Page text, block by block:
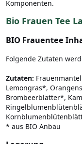
Komponenten.
Bio Frauen Tee
BIO Frauentee
Folgende Zutaten
Zutaten:
Lemongras*,
Brombeerblätter*,
* aus BIO Anbau